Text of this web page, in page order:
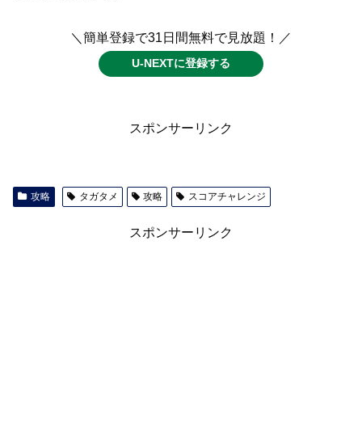
＼簡単登録で31日間無料で見放題！／
U-NEXTに登録する
スポンサーリンク
攻略 タガタメ 攻略 スコアチャレンジ
スポンサーリンク